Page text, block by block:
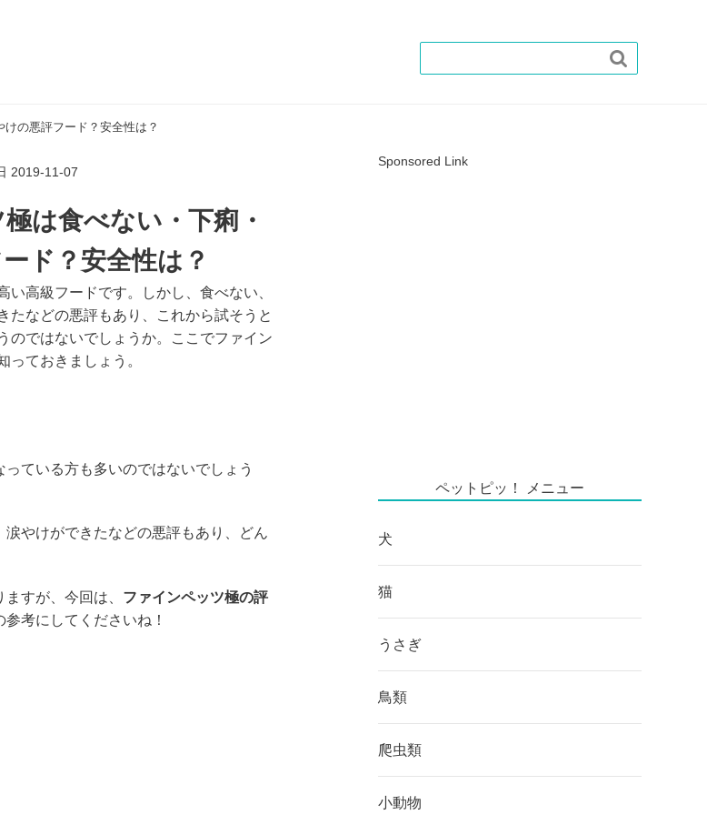

の悪評フード？安全性は？
2019-11-07
は食べない・下痢・
ド？安全性は？
い高級フードです。しかし、食べない、
たなどの悪評もあり、これから試そうと
のではないでしょうか。ここでファイン
っておきましょう。
っている方も多いのではないでしょう
やけができたなどの悪評もあり、どん
すが、今回は、 ファインペッツ極の評
考にしてくださいね！
Sponsored Link
ペットピッ！ メニュー
犬
猫
うさぎ
鳥類
爬虫類
小動物